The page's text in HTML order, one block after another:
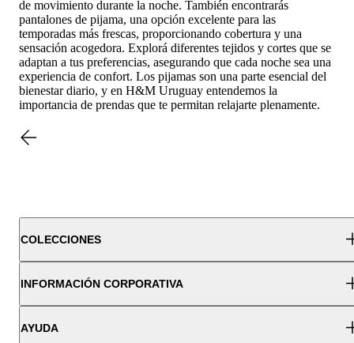
de movimiento durante la noche. También encontrarás
pantalones de pijama, una opción excelente para las
temporadas más frescas, proporcionando cobertura y una
sensación acogedora. Explorá diferentes tejidos y cortes que se
adaptan a tus preferencias, asegurando que cada noche sea una
experiencia de confort. Los pijamas son una parte esencial del
bienestar diario, y en H&M Uruguay entendemos la
importancia de prendas que te permitan relajarte plenamente.
COLECCIONES
INFORMACIÓN CORPORATIVA
AYUDA